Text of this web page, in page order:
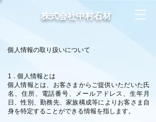
株式会社中村石材
個人情報の取り扱いについて
1．個人情報とは
個人情報とは、お客さまからご提供いただいた氏
名、住所、電話番号、メールアドレス、生年月
日、性別、勤務先、家族構成等によりお客さま自
身を特定することができる情報を指します。